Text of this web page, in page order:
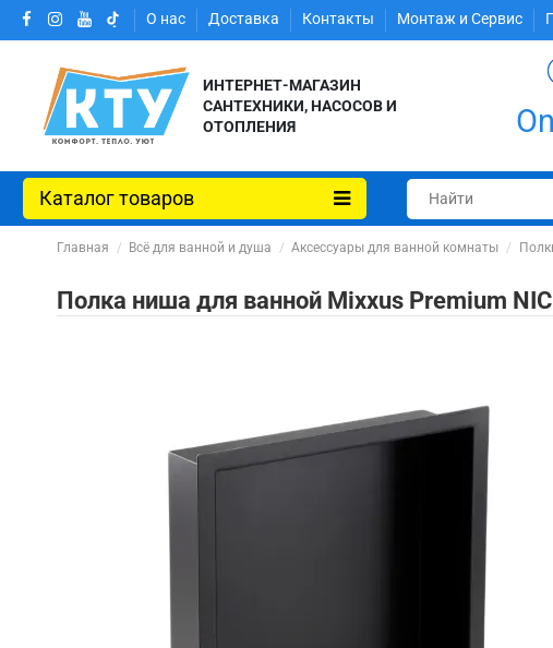
О нас Доставка Контакты Монтаж и Сервис
ИНТЕРНЕТ-МАГАЗИН
САНТЕХНИКИ, НАСОСОВ И
ОТОПЛЕНИЯ
Каталог товаров
Главная Всё для ванной и душа Аксессуары для ванной комнаты
Полка ниша для ванной Mixxus Premium